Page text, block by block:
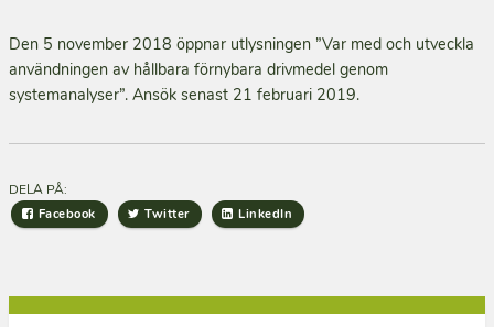
Den 5 november 2018 öppnar utlysningen ”Var med och utveckla
användningen av hållbara förnybara drivmedel genom
systemanalyser”. Ansök senast 21 februari 2019.
DELA PÅ:
Facebook Twitter LinkedIn